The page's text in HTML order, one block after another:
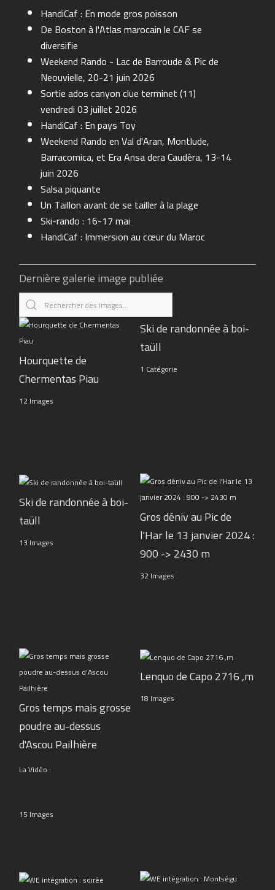
HandiCaf : En mode gros poisson
De Boston à l'Atlas marocain le CAF se
diversifie
Weekend Rando - Lac de Barroude & Pic de
Neouvielle, 20-21 juin 2026
Sortie ados canyon clue terminet (11)
vendredi 03 juillet 2026
HandiCaf : En pays Toy
Weekend Rando en Val d'Aran, Montlude,
Barracomica, et Era Ansa dera Caudèra, 13-14
juin 2026
Salsa piquante
Un Taillon avant de se tailler à la plage
Ski-rando : 16-17 mai
HandiCaf : Immersion au cœur du Maroc
Dernière galerie image publiée
Hourquette de
Chermentas Piau
12 Images
Ski de randonnée à boi-
taüll
1 Catégorie
Ski de randonnée à boi-
taüll
13 Images
Gros déniv au Pic de
l'Har le 13 janvier 2024 :
900 -> 2430 m
32 Images
Gros temps mais grosse
poudre au-dessus
d'Ascou Pailhière
La Vidéo :
15 Images
Lenquo de Capo 2716 ,m
18 Images